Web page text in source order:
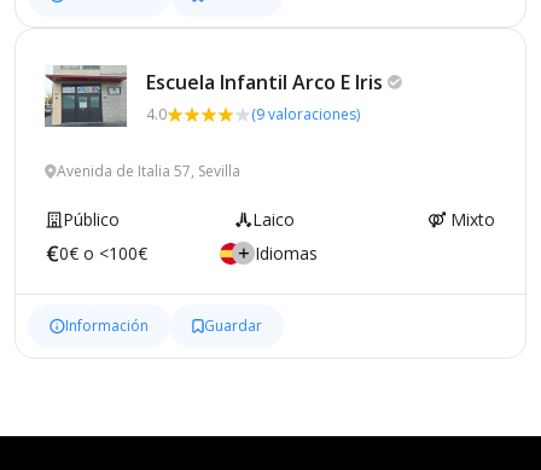
Escuela Infantil Arco E Iris
4.0 (9 valoraciones)
Avenida de Italia 57, Sevilla
Público Laico
Mixto
0€ o <100€
Idiomas
Información Guardar